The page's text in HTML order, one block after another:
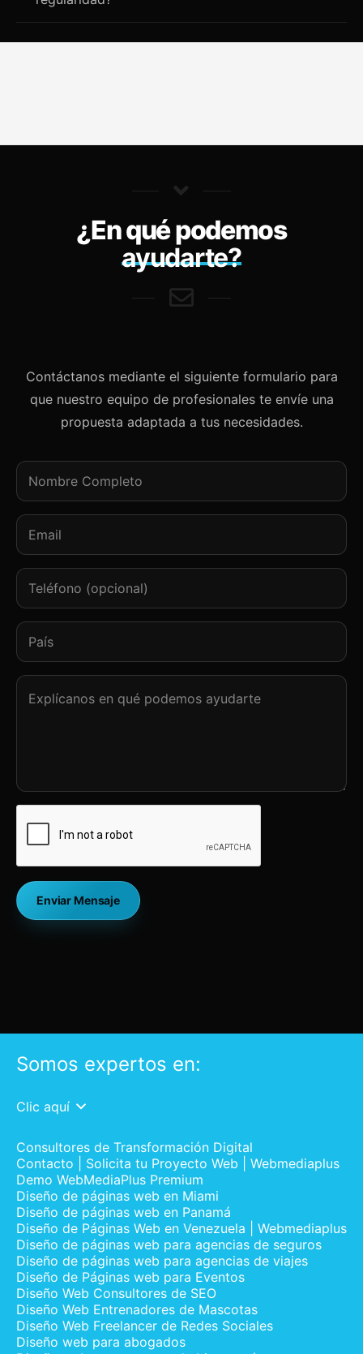
¿En qué podemos
ayudarte?
Contáctanos mediante el siguiente formulario para
que nuestro equipo de profesionales te envíe una
propuesta adaptada a tus necesidades.
Somos expertos en:
Clic aquí
Consultores de Transformación Digital
Contacto | Solicita tu Proyecto Web | Webmediaplus
Demo WebMediaPlus Premium
Diseño de páginas web en Miami
Diseño de páginas web en Panamá
Diseño de Páginas Web en Venezuela | Webmediaplus
Diseño de páginas web para agencias de seguros
Diseño de páginas web para agencias de viajes
Diseño de Páginas web para Eventos
Diseño Web Consultores de SEO
Diseño Web Entrenadores de Mascotas
Diseño Web Freelancer de Redes Sociales
Diseño web para abogados